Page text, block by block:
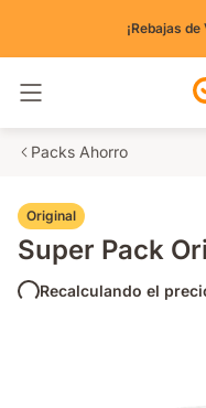
¡Rebajas
Packs Ahorro
Original
Super Pack
Recalculando el